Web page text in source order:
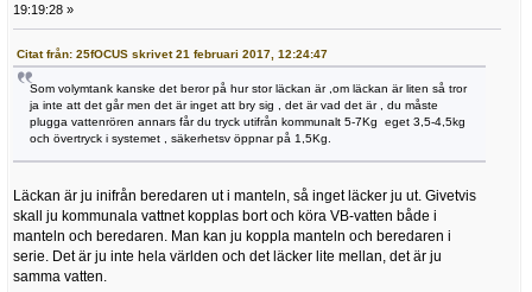
19:19:28 »
Citat från: 25fOCUS skrivet 21 februari 2017, 12:24:47
Som volymtank kanske det beror på hur stor läckan är ,om läckan är liten så tror
ja inte att det går men det är inget att bry sig , det är vad det är , du måste
plugga vattenrören annars får du tryck utifrån kommunalt 5-7Kg eget 3,5-4,5kg
och övertryck i systemet , säkerhetsv öppnar på 1,5Kg.
Läckan är ju inifrån beredaren ut i manteln, så inget läcker ju ut. Givetvis
skall ju kommunala vattnet kopplas bort och köra VB-vatten både i
manteln och beredaren. Man kan ju koppla manteln och beredaren i
serie. Det är ju inte hela världen och det läcker lite mellan, det är ju
samma vatten.